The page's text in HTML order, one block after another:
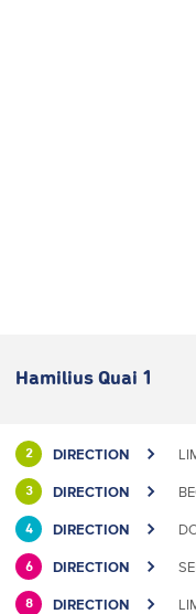
Hamilius Quai 1
2 DIRECTION
3 DIRECTION
4 DIRECTION
6 DIRECTION
8 DIRECTION